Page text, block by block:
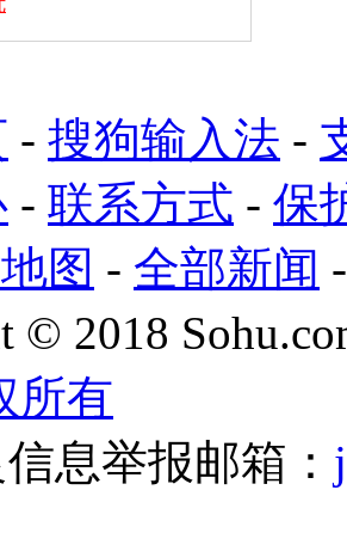
- 搜狗输入法 -
- 联系方式 - 保
图 - 全部新闻
© 2018
所有
息举报邮箱：